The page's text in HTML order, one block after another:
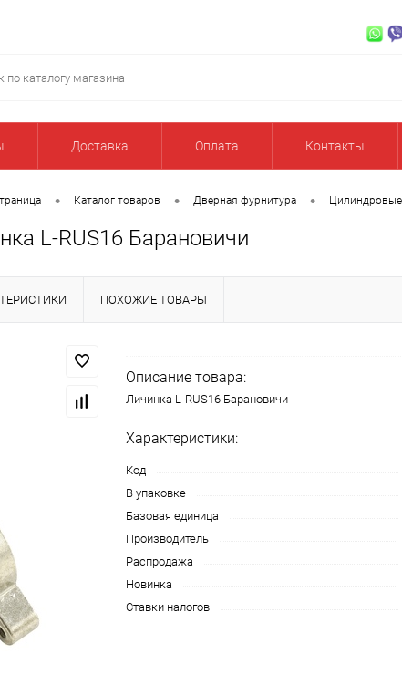
Доставка Оплата Контакты
• Каталог товаров • Дверная фурнитура •
L-RUS16 Барановичи
ПОХОЖИЕ ТОВАРЫ
Описание товара:
Личинка L-RUS16 Барановичи
Характеристики:
Код
В упаковке
Базовая единица
Производитель
Распродажа
Новинка
Ставки налогов